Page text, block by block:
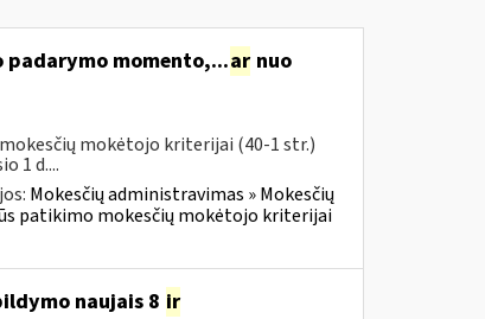
momento,...arnuo
mokėtojo kriterijai (40-1 str.)
1 d....
Mokesčių administravimas » Mokesčių
patikimo mokesčių mokėtojo kriterijai
naujais 8 ir